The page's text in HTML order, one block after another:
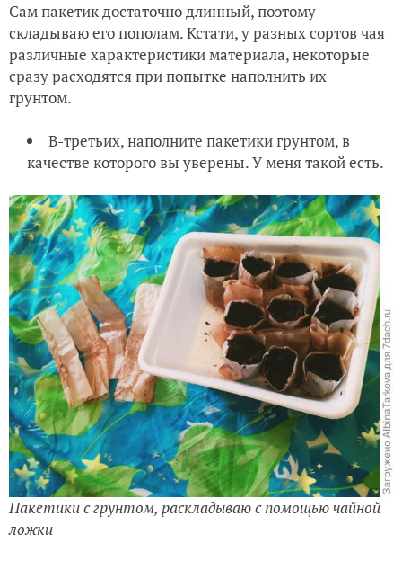
Сам пакетик достаточно длинный, поэтому
складываю его пополам. Кстати, у разных сортов чая
различные характеристики материала, некоторые
сразу расходятся при попытке наполнить их
грунтом.
В-третьих, наполните пакетики грунтом, в
качестве которого вы уверены. У меня такой есть.
Пакетики с грунтом, раскладываю с помощью чайной
ложки